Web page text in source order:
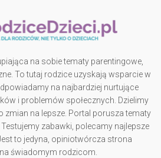
na sobie tematy parentingowe,
To tutaj rodzice uzyskają wsparcie w
na najbardziej nurtujące
i problemów społecznych. Dzielimy
zmian na lepsze. Portal porusza tematy
Testujemy zabawki, polecamy najlepsze
to jedyna, opiniotwórcza strona
świadomym rodzicom.